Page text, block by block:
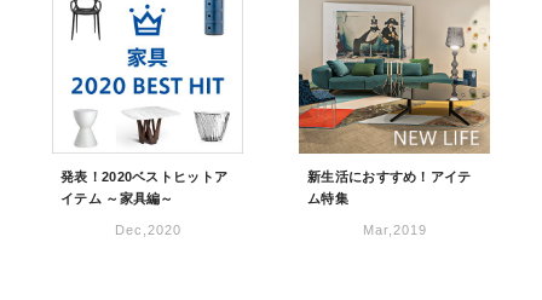
発表！2020ベストヒットア
イテム ～家具編～
Dec,2020
新生活におすすめ！アイテ
ム特集
Mar,2019